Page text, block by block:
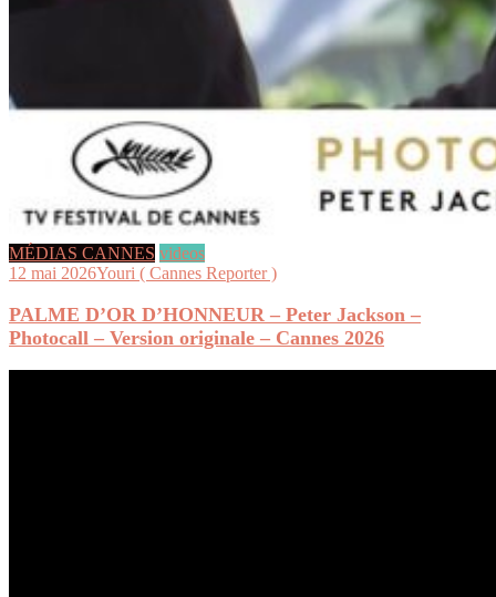
MÉDIAS CANNES videos
12 mai 2026Youri ( Cannes Reporter )
PALME D’OR D’HONNEUR – Peter Jackson –
Photocall – Version originale – Cannes 2026